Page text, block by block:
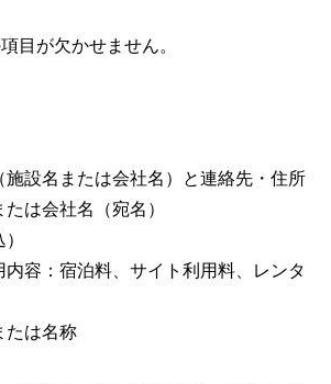
目が欠かせません。
施設名または会社名）と連絡先・住所
は会社名（宛名）
内容：宿泊料、サイト利用料、レンタ
たは名称